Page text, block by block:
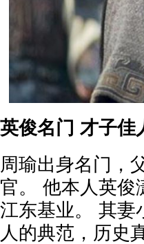
英俊名门 才子佳
周瑜出身名门，
官。 他本人英俊
江东基业。 其妻
人的典范，历史